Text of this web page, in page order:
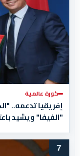
كورة عالمية
إفريقيا تدعمه..
"الفيفا" ويشيد
7